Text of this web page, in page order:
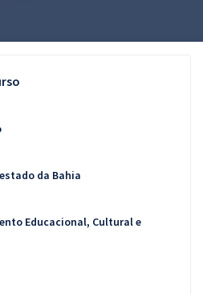
da Bahia
Educacional, Cultural e